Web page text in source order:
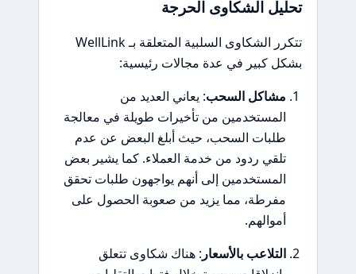
تحليل الشكاوى الحرجة
تتكرر الشكاوى السلبية المتعلقة بـ WellLink
بشكل كبير في عدة مجالات رئيسية:
مشاكل السحب: يعاني العديد من
المستخدمين من تأخيرات طويلة في معالجة
طلبات السحب، حيث أبلغ البعض عن عدم
تلقي ردود من خدمة العملاء. كما يشير بعض
المستخدمين إلى أنهم يواجهون طلبات تحقق
مفرطة، مما يزيد من صعوبة الحصول على
أموالهم.
التلاعب بالأسعار: هناك شكاوى تتعلق